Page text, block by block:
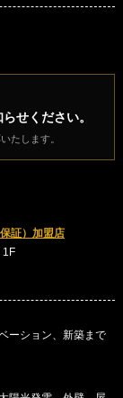
せください。
たします。
証）加盟店
1F
ーション、新築まで